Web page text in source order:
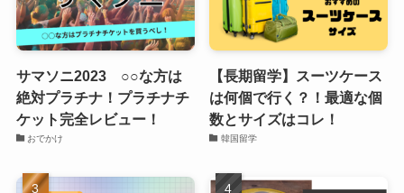
サマソニ2023 ○○な方は
絶対プラチナ！プラチナチ
ケット完全レビュー！
おでかけ
【長期留学】スーツケース
は何個で行く？！最適な個
数とサイズはコレ！
韓国留学